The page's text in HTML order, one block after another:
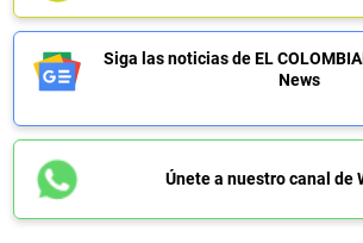
Siga las noticias de EL
News
Únete a nuestro canal de